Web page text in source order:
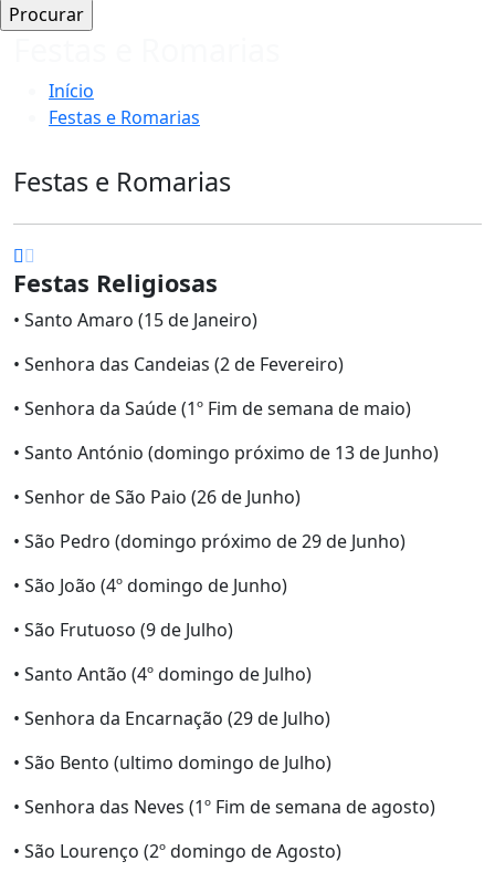
Início
Festas e Romarias
Festas e Romarias
Festas Religiosas
• Santo Amaro (15 de Janeiro)
• Senhora das Candeias (2 de Fevereiro)
• Senhora da Saúde (1º Fim de semana de maio)
• Santo António (domingo próximo de 13 de Junho)
• Senhor de São Paio (26 de Junho)
• São Pedro (domingo próximo de 29 de Junho)
• São João (4º domingo de Junho)
• São Frutuoso (9 de Julho)
• Santo Antão (4º domingo de Julho)
• Senhora da Encarnação (29 de Julho)
• São Bento (ultimo domingo de Julho)
• Senhora das Neves (1º Fim de semana de agosto)
• São Lourenço (2º domingo de Agosto)